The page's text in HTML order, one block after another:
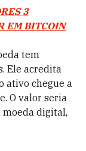
3
EM BITCOIN
tem
Ele acredita
ativo chegue a
O valor seria
moeda digital,